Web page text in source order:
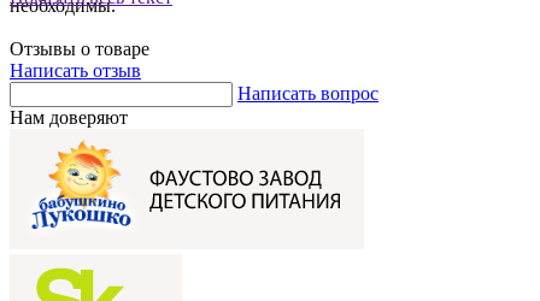
необходимы.
Отзывы о товаре
Написать отзыв
Написать вопрос
Нам доверяют